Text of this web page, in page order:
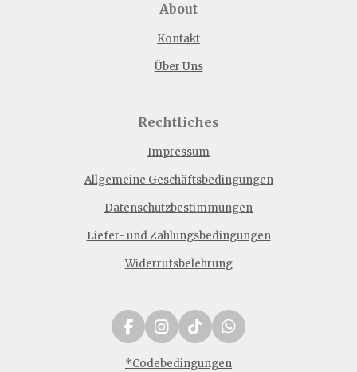
About
Kontakt
Über Uns
Rechtliches
Impressum
Allgemeine Geschäftsbedingungen
Datenschutzbestimmungen
Liefer- und Zahlungsbedingungen
Widerrufsbelehrung
F
a
c
I
n
s
T
i
k
W
h
a
*Codebedingungen